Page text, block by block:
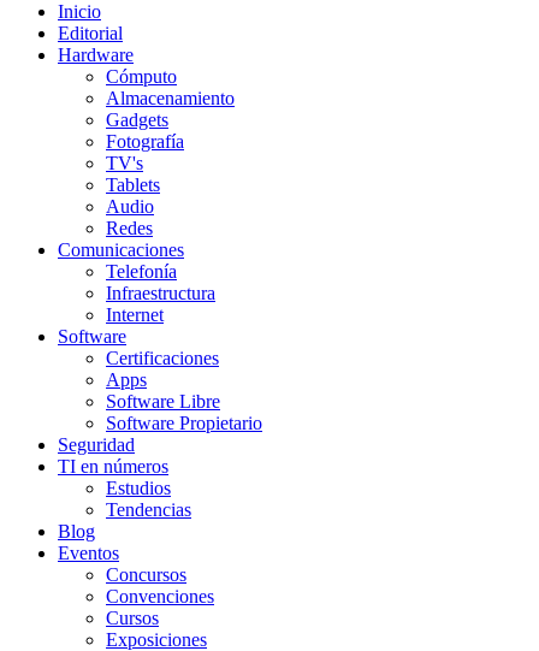
Inicio
Editorial
Hardware
Cómputo
Almacenamiento
Gadgets
Fotografía
TV's
Tablets
Audio
Redes
Comunicaciones
Telefonía
Infraestructura
Internet
Software
Certificaciones
Apps
Software Libre
Software Propietario
Seguridad
TI en números
Estudios
Tendencias
Blog
Eventos
Concursos
Convenciones
Cursos
Exposiciones